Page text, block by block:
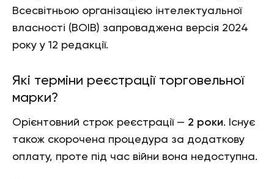
Всесвітньою організацією інтелектуальної
власності (ВОІВ) запроваджена версія 2024
року у 12 редакції.
Які терміни реєстрації торговельної
марки?
Орієнтовний строк реєстрації — 2 роки. Існує
також скорочена процедура за додаткову
оплату, проте під час війни вона недоступна.